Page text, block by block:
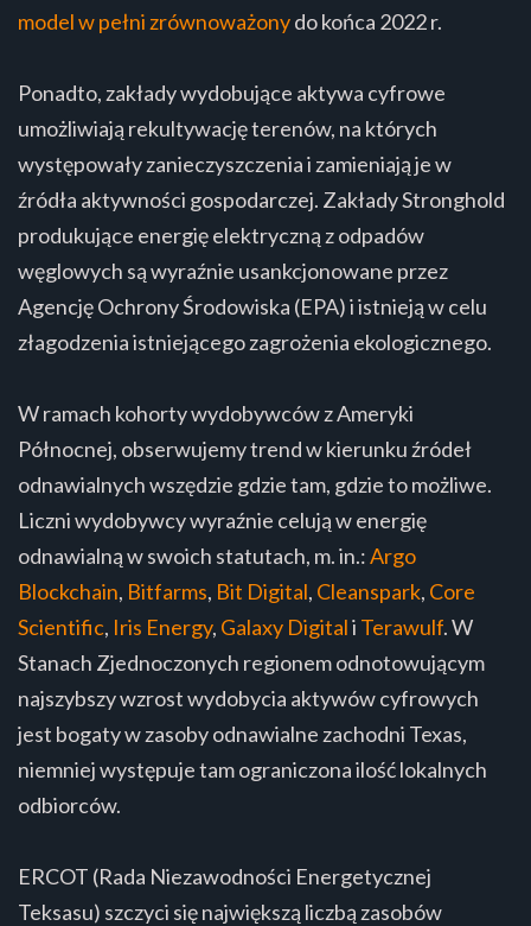
model w pełni zrównoważonydo końca 2022 r.
Ponadto, zakłady wydobujące aktywa cyfrowe
umożliwiają rekultywację terenów, na których
występowały zanieczyszczenia i zamieniają je w
źródła aktywności gospodarczej. Zakłady Stronghold
produkujące energię elektryczną z odpadów
węglowych są wyraźnie usankcjonowane przez
Agencję Ochrony Środowiska (EPA) i istnieją w celu
złagodzenia istniejącego zagrożenia ekologicznego.
W ramach kohorty wydobywców z Ameryki
Północnej, obserwujemy trend w kierunku źródeł
odnawialnych wszędzie gdzie tam, gdzie to możliwe.
Liczni wydobywcy wyraźnie celują w energię
odnawialną w swoich statutach, m. in.:Argo
Blockchain, Bitfarms, Bit Digital, Cleanspark, Core
Scientific, Iris Energy, Galaxy Digitali Terawulf. W
Stanach Zjednoczonych regionem odnotowującym
najszybszy wzrost wydobycia aktywów cyfrowych
jest bogaty w zasoby odnawialne zachodni Texas,
niemniej występuje tam ograniczona ilość lokalnych
odbiorców.
ERCOT (Rada Niezawodności Energetycznej
Teksasu) szczyci się największą liczbą zasobów